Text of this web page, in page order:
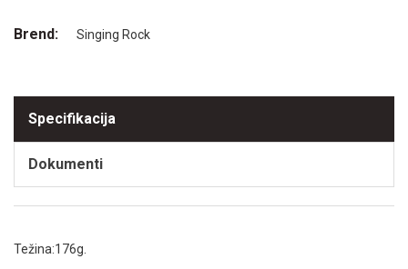
Brend: Singing Rock
Specifikacija
Dokumenti
Težina:176g.